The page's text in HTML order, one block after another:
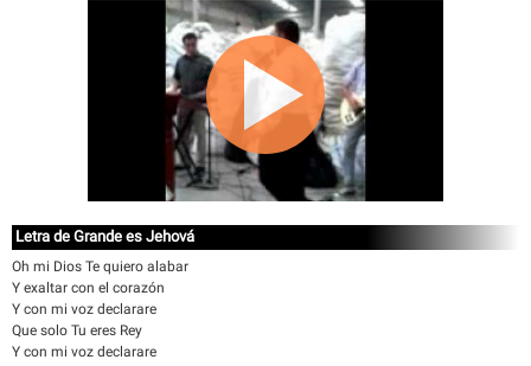
Letra de Grande es Jehová
Oh mi Dios Te quiero alabar
Y exaltar con el corazón
Y con mi voz declarare
Que solo Tu eres Rey
Y con mi voz declarare